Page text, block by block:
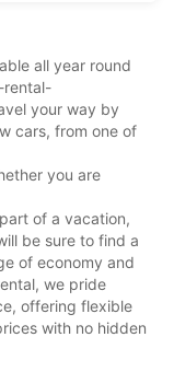
all year round
rental-
your way by
cars, from one of
you are
of a vacation,
be sure to find a
of economy and
we pride
offering flexible
with no hidden